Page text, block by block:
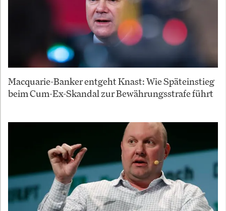
Macquarie-Banker entgeht Knast: Wie Späteinstieg
beim Cum-Ex-Skandal zur Bewährungsstrafe führt